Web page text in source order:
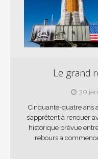
Le grand
30
Cinquante-quatre ans
s’apprêtent à renouer
historique prévue
rebours a